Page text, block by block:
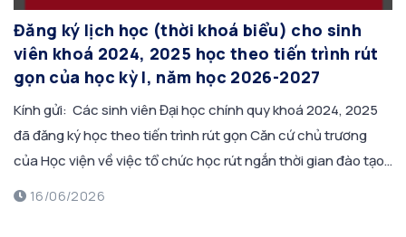
Đăng ký lịch học (thời khoá biểu) cho sinh
viên khoá 2024, 2025 học theo tiến trình rút
gọn của học kỳ I, năm học 2026-2027
Kính gửi: Các sinh viên Đại học chính quy khoá 2024, 2025
đã đăng ký học theo tiến trình rút gọn Căn cứ chủ trương
của Học viện về việc tổ chức học rút ngắn thời gian đào tạo
cho sinh viên Đại học chính quy khoá 2024, 2025. Căn cứ kết
16/06/2026